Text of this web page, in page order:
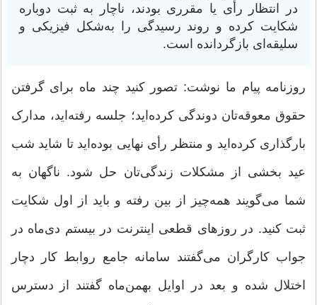
در انتظار رأی یا مقرری بودند، ناچار به ثبت دوباره
شکایت کرده و روند رسیدگی را به‌شکل فیزیکی و
سلیقه‌ای بازگردانده است.
روزنامه پیام ما نوشت: تصور کنید چند ماه برای گرفتن
حقوق معوقه‌تان دوندگی کرده‌اید؛ جلسه رفته‌اید، مدارک
بارگذاری کرده‌اید و منتظر رأی نهایی بوده‌اید تا شاید شب
عید بخشی از مشکلات زندگی‌تان حل شود. ناگهان به
شما می‌گویند همه‌چیز از بین رفته و باید از اول شکایت
ثبت کنید. در روزهای قطعی اینترنت در بیستم دی‌‌ماه در
جواب کارگران می‌گفتند سامانه جامع روابط کار دچار
اختلال شده و بعد در اوایل بهمن‌ماه گفتند از دسترس